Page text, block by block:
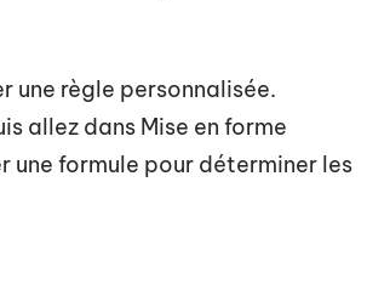
une règle personnalisée.
allez dans Mise en forme
une formule pour déterminer les